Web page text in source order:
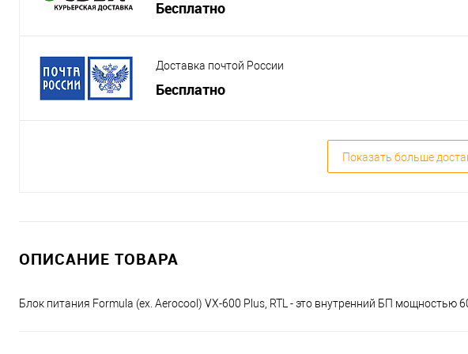
Бесплатно
Доставка почтой России
Бесплатно
Показать больше
ОПИСАНИЕ ТОВАРА
Блок питания Formula (ex. Aerocool) VX-600 Plus, RTL - это внутренний БП мощностью